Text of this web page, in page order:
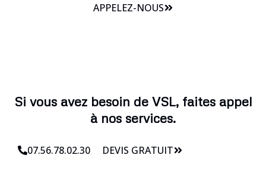
APPELEZ-NOUS
Si vous avez besoin de VSL, faites appel
à nos services.
07.56.78.02.30 DEVIS GRATUIT